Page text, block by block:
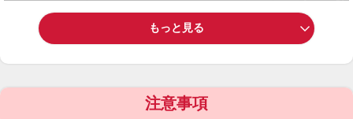
もっと見る
注意事項